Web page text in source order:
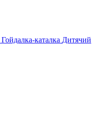
Гойдалка-каталка Дитячий